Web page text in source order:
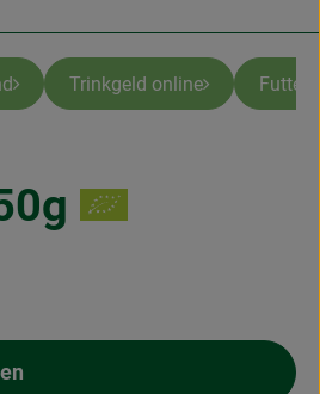
Trinkgeld online
zum Warenkorb hinzufügen